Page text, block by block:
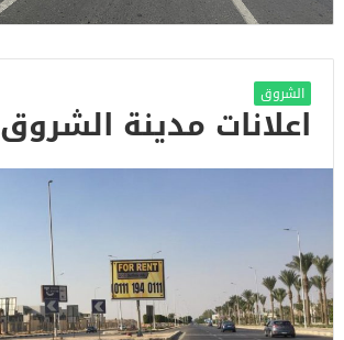
الشروق
اعلانات مدينة الشروق